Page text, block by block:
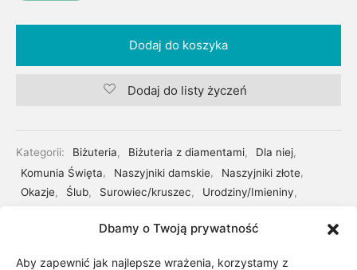
Dbamy o Twoją prywatność
Aby zapewnić jak najlepsze wrażenia, korzystamy z
Dodaj do koszyka
Dodaj do listy życzeń
Kategorii: Biżuteria, Biżuteria z diamentami, Dla niej,
Komunia Święta, Naszyjniki damskie, Naszyjniki złote,
Okazje, Ślub, Surowiec/kruszec, Urodziny/Imieniny,
Diamenty, Glare